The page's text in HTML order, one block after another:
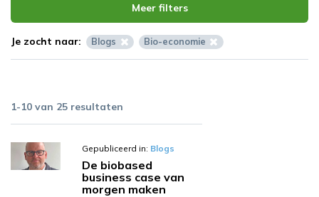
Meer filters
Je zocht naar: Blogs Bio-economie
1-10 van 25 resultaten
Gepubliceerd in: Blogs
De biobased
business case van
morgen maken